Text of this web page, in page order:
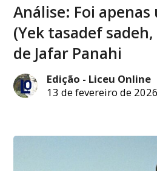
Análise: Foi
(Yek tasadef
de Jafar Panahi
Edição - Liceu Online
13 de fevereiro de 2026